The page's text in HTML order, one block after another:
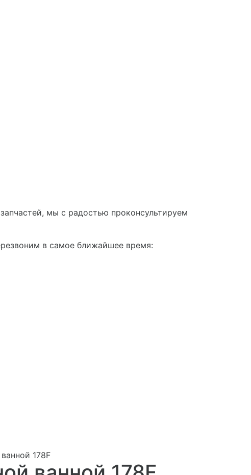
мы с радостью проконсультируем
в самое ближайшее время:
178F